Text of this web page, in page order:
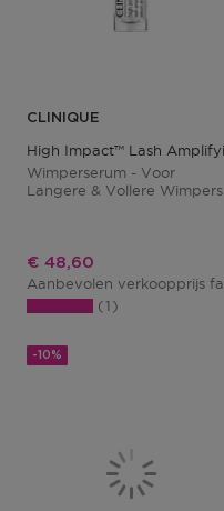
CLINIQUE
High Impact™ Lash
Wimperserum - Voor
Langere & Vollere Wimpers
Kortingsprijs
€ 48,60
Aanbevolen verkoopprijs
1
-10%